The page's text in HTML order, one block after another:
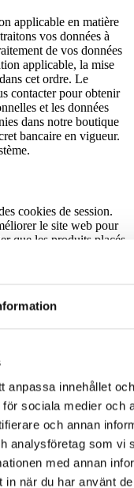
anpassa innehållet
sociala medier och
och annan
analysföretag som vi
med annan
när du har använt
applicable en matière
vos données à
de vos données
applicable, la mise
cet ordre. Le
contacter pour obtenir
et les données
dans notre boutique
bancaire en vigueur.
cookies de session.
le site web pour
que les produits placés
vous naviguez
pas stockés de
conformément à la loi
7 ans et seront ensuite
données personnelles
envers vous, nous
sera conservé que